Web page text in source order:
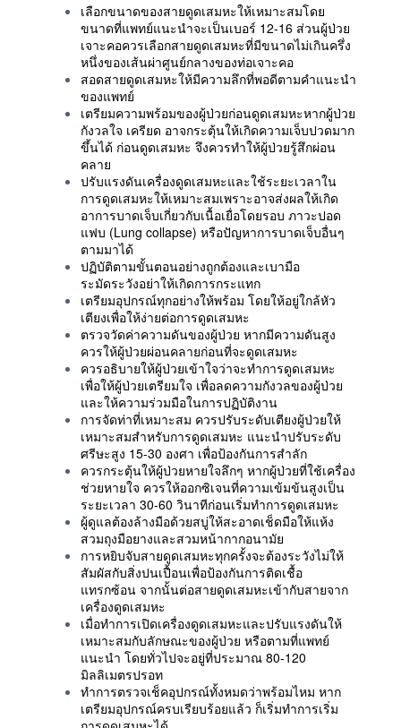
เลือกขนาดของสายดูดเสมหะให้เหมาะสมโดย
ขนาดที่แพทย์แนะนำจะเป็นเบอร์ 12-16 ส่วนผู้ป่วย
เจาะคอควรเลือกสายดูดเสมหะที่มีขนาดไม่เกินครึ่ง
หนึ่งของเส้นผ่าศูนย์กลางของท่อเจาะคอ
สอดสายดูดเสมหะให้มีความลึกที่พอดีตามคำแนะนำ
ของแพทย์
เตรียมความพร้อมของผู้ป่วยก่อนดูดเสมหะหากผู้ป่วย
กังวลใจ เครียด อาจกระตุ้นให้เกิดความเจ็บปวดมาก
ขึ้นได้ ก่อนดูดเสมหะ จึงควรทำให้ผู้ป่วยรู้สึกผ่อน
คลาย
ปรับแรงดันเครื่องดูดเสมหะและใช้ระยะเวลาใน
การดูดเสมหะให้เหมาะสมเพราะอาจส่งผลให้เกิด
อาการบาดเจ็บเกี่ยวกับเนื้อเยื่อโดยรอบ ภาวะปอด
แฟบ (Lung collapse) หรือปัญหาการบาดเจ็บอื่นๆ
ตามมาได้
ปฏิบัติตามขั้นตอนอย่างถูกต้องและเบามือ
ระมัดระวังอย่าให้เกิดการกระแทก
เตรียมอุปกรณ์ทุกอย่างให้พร้อม โดยให้อยู่ใกล้หัว
เตียงเพื่อให้ง่ายต่อการดูดเสมหะ
ตรวจวัดค่าความดันของผู้ป่วย หากมีความดันสูง
ควรให้ผู้ป่วยผ่อนคลายก่อนที่จะดูดเสมหะ
ควรอธิบายให้ผู้ป่วยเข้าใจว่าจะทำการดูดเสมหะ
เพื่อให้ผู้ป่วยเตรียมใจ เพื่อลดความกังวลของผู้ป่วย
และให้ความร่วมมือในการปฏิบัติงาน
การจัดท่าที่เหมาะสม ควรปรับระดับเตียงผู้ป่วยให้
เหมาะสมสำหรับการดูดเสมหะ แนะนำปรับระดับ
ศรีษะสูง 15-30 องศา เพื่อป้องกันการสำลัก
ควรกระตุ้นให้ผู้ป่วยหายใจลึกๆ หากผู้ป่วยที่ใช้เครื่อง
ช่วยหายใจ ควรให้ออกซิเจนที่ความเข้มข้นสูงเป็น
ระยะเวลา 30-60 วินาทีก่อนเริ่มทำการดูดเสมหะ
ผู้ดูแลต้องล้างมือด้วยสบู่ให้สะอาดเช็ดมือให้แห้ง
สวมถุงมือยางและสวมหน้ากากอนามัย
การหยิบจับสายดูดเสมหะทุกครั้งจะต้องระวังไม่ให้
สัมผัสกับสิ่งปนเปื้อนเพื่อป้องกันการติดเชื้อ
แทรกซ้อน จากนั้นต่อสายดูดเสมหะเข้ากับสายจาก
เครื่องดูดเสมหะ
เมื่อทำการเปิดเครื่องดูดเสมหะและปรับแรงดันให้
เหมาะสมกับลักษณะของผู้ป่วย หรือตามที่แพทย์
แนะนำ โดยทั่วไปจะอยู่ที่ประมาณ 80-120
มิลลิเมตรปรอท
ทำการตรวจเช็คอุปกรณ์ทั้งหมดว่าพร้อมไหม หาก
เตรียมอุปกรณ์ครบเรียบร้อยแล้ว ก็เริ่มทำการเริ่ม